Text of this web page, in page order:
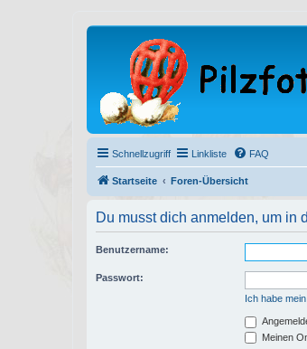
Schnellzugriff Linkliste FAQ
Startseite Foren-Übersicht
Du musst dich anmelden, um in
Benutzername:
Passwort:
Ich habe
Meinen